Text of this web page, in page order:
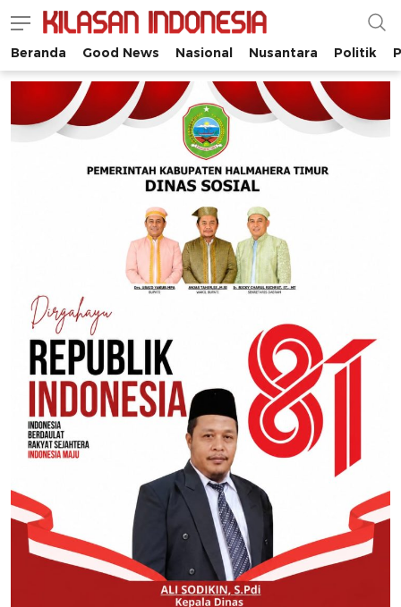
Kilasan Indonesia
Satu-satunya di Indonesia
Beranda Good News Nasional Nusantara Politik